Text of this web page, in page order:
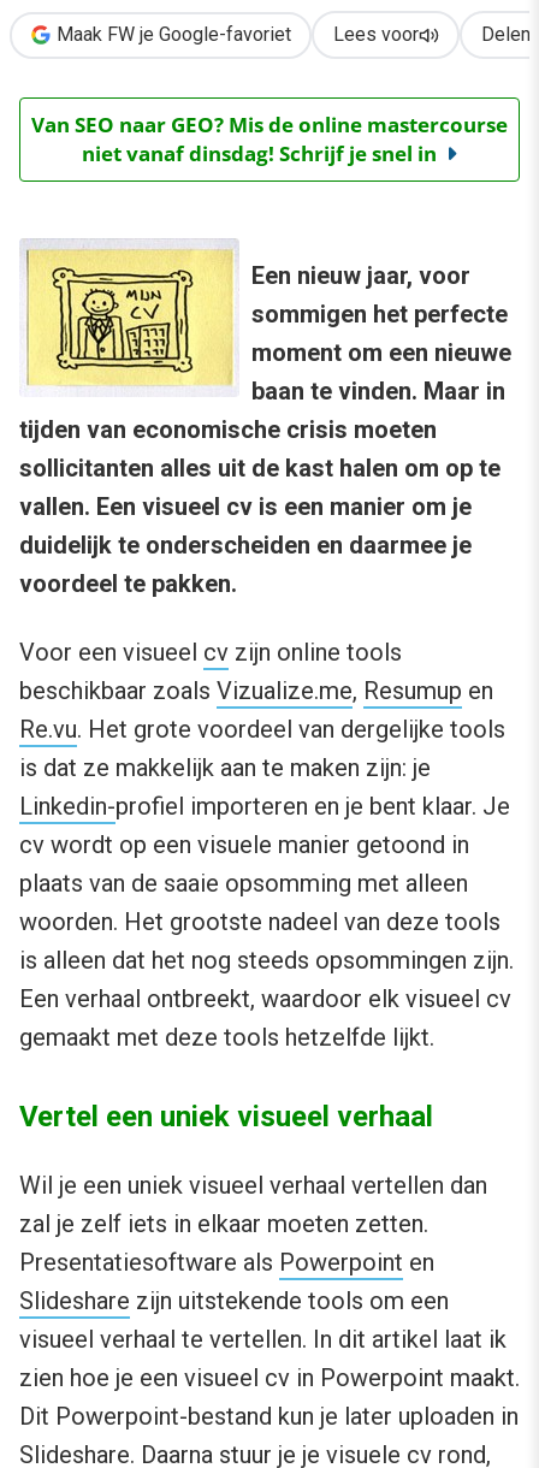
Maak FW je Google-favoriet Lees voor Delen
Van SEO naar GEO? Mis de online mastercourse
niet vanaf dinsdag! Schrijf je snel in
Een nieuw jaar, voor
sommigen het perfecte
moment om een nieuwe
baan te vinden. Maar in
tijden van economische crisis moeten
sollicitanten alles uit de kast halen om op te
vallen. Een visueel cv is een manier om je
duidelijk te onderscheiden en daarmee je
voordeel te pakken.
Voor een visueel cv zijn online tools
beschikbaar zoals Vizualize.me, Resumup en
Re.vu. Het grote voordeel van dergelijke tools
is dat ze makkelijk aan te maken zijn: je
Linkedin-profiel importeren en je bent klaar. Je
cv wordt op een visuele manier getoond in
plaats van de saaie opsomming met alleen
woorden. Het grootste nadeel van deze tools
is alleen dat het nog steeds opsommingen zijn.
Een verhaal ontbreekt, waardoor elk visueel cv
gemaakt met deze tools hetzelfde lijkt.
Vertel een uniek visueel verhaal
Wil je een uniek visueel verhaal vertellen dan
zal je zelf iets in elkaar moeten zetten.
Presentatiesoftware als Powerpoint en
Slideshare zijn uitstekende tools om een
visueel verhaal te vertellen. In dit artikel laat ik
zien hoe je een visueel cv in Powerpoint maakt.
Dit Powerpoint-bestand kun je later uploaden in
Slideshare. Daarna stuur je je visuele cv rond,